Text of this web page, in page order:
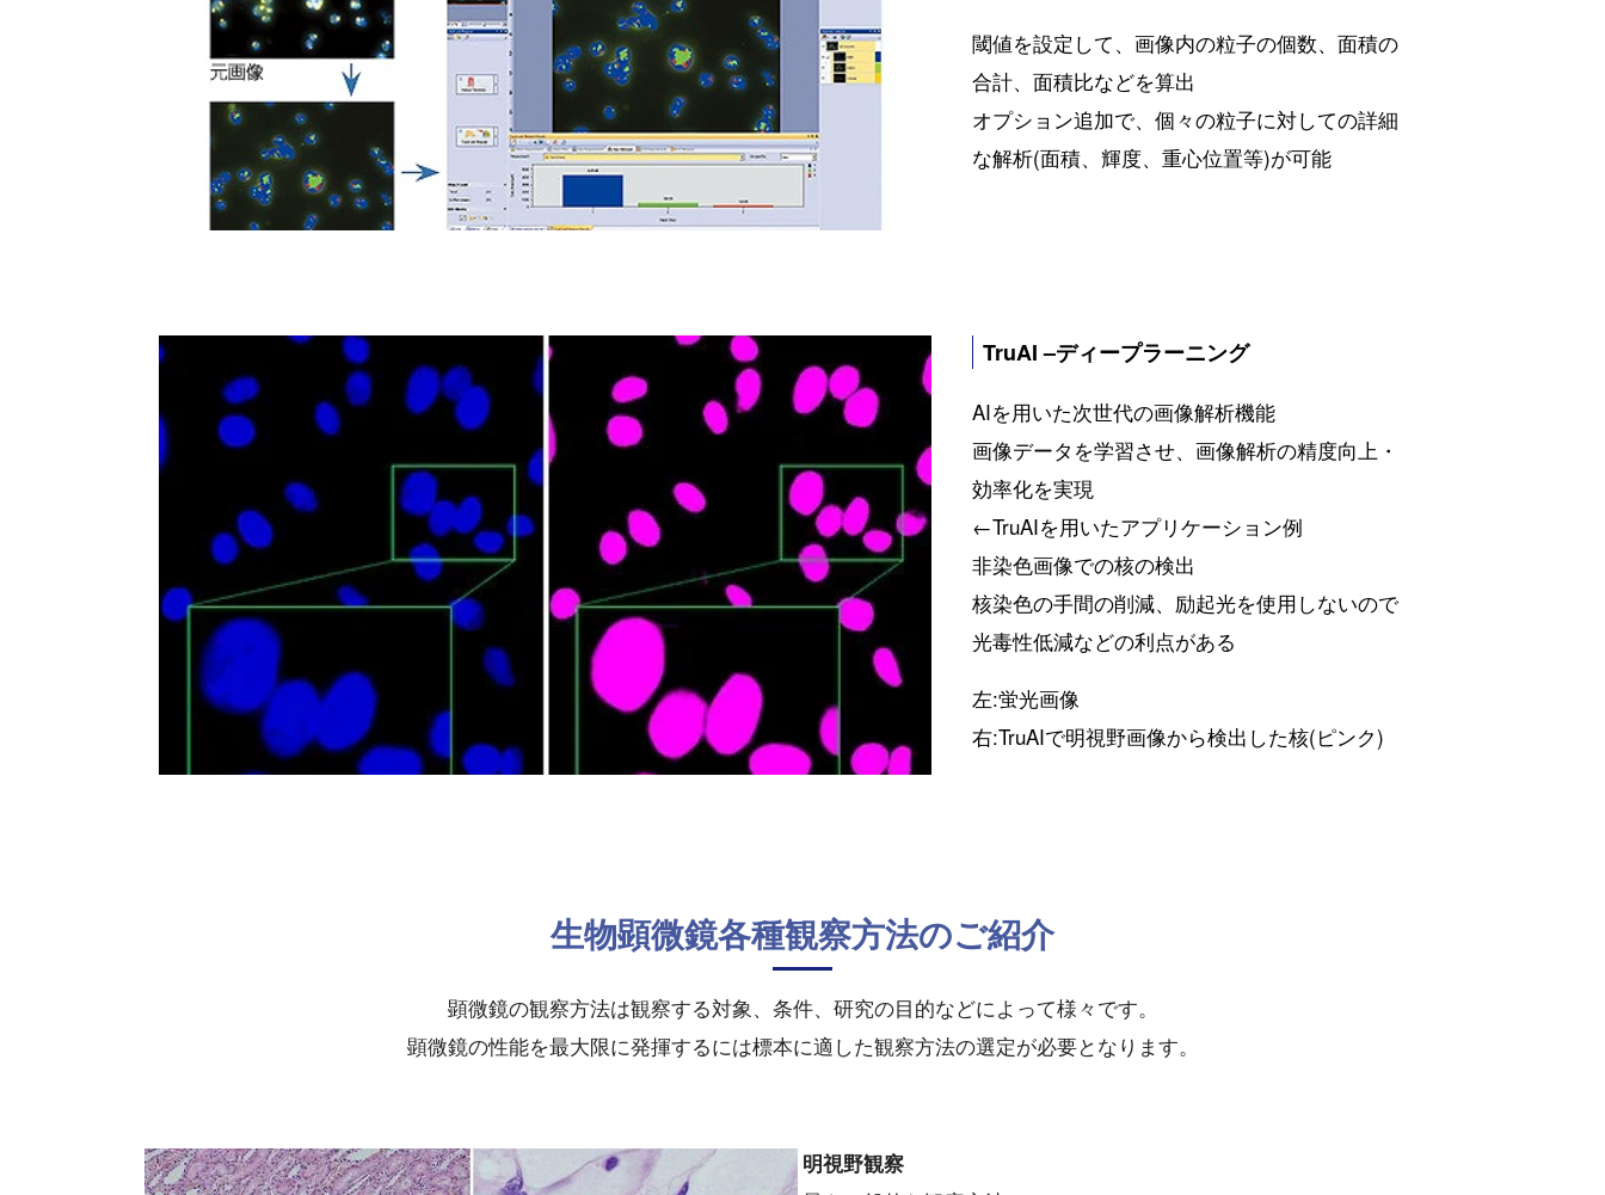
閾値を設定して、画像内の粒子の個数、面積の
合計、面積比などを算出
オプション追加で、個々の粒子に対しての詳細
な解析(面積、輝度、重心位置等)が可能
TruAI –ディープラーニング
AIを用いた次世代の画像解析機能
画像データを学習させ、画像解析の精度向上・
効率化を実現
←TruAIを用いたアプリケーション例
非染色画像での核の検出
核染色の手間の削減、励起光を使用しないので
光毒性低減などの利点がある
左:蛍光画像
右:TruAIで明視野画像から検出した核(ピンク)
生物顕微鏡各種観察方法のご紹介
顕微鏡の観察方法は観察する対象、条件、研究の目的などによって様々です。
顕微鏡の性能を最大限に発揮するには標本に適した観察方法の選定が必要となります。
明視野観察